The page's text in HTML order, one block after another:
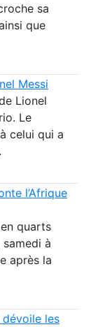
sa
que
Messi
Lionel
Le
celui qui a
l’Afrique
quarts
à
après la
les